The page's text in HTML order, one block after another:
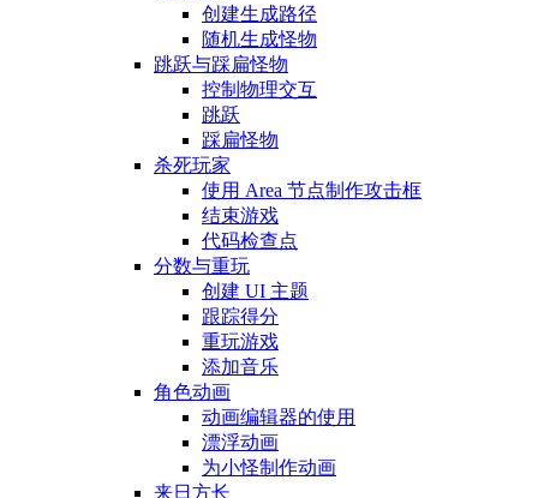
创建生成路径
随机生成怪物
跳跃与踩扁怪物
控制物理交互
跳跃
踩扁怪物
杀死玩家
使用 Area 节点制作攻击框
结束游戏
代码检查点
分数与重玩
创建 UI 主题
跟踪得分
重玩游戏
添加音乐
角色动画
动画编辑器的使用
漂浮动画
为小怪制作动画
来日方长